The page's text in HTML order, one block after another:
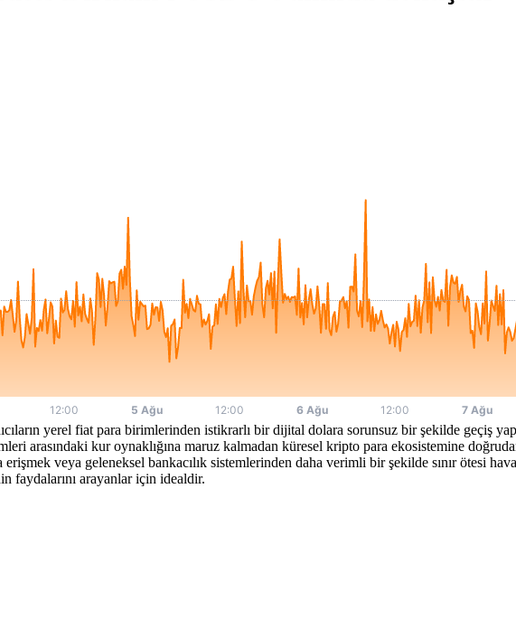
yerel fiat para birimlerinden istikrarlı bir dijital dolara sorunsuz bir şekilde geçiş
arasındaki kur oynaklığına maruz kalmadan küresel kripto para ekosistemine
erişmek veya geleneksel bankacılık sistemlerinden daha verimli bir şekilde sınır ötesi
faydalarını arayanlar için idealdir.